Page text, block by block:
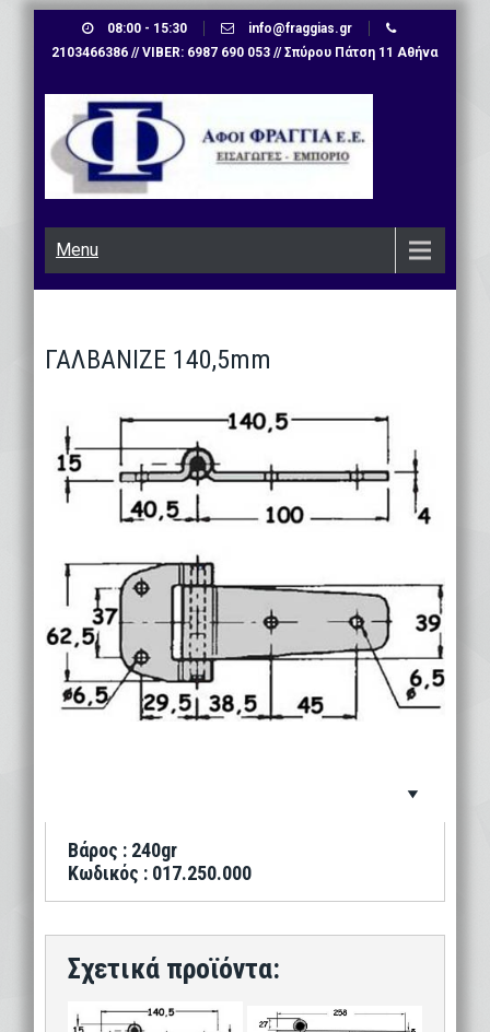
08:00 - 15:30
info@fraggias.gr
2103466386 // VIBER: 6987 690 053 // Σπύρου Πάτση 11 Αθήνα
Menu
ΓΑΛΒΑΝΙΖΕ 140,5mm
Βάρος : 240gr
Κωδικός : 017.250.000